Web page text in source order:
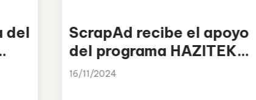
del
ScrapAd recibe el apoyo
del programa HAZITEK
2025 para el desarrollo
16/11/2024